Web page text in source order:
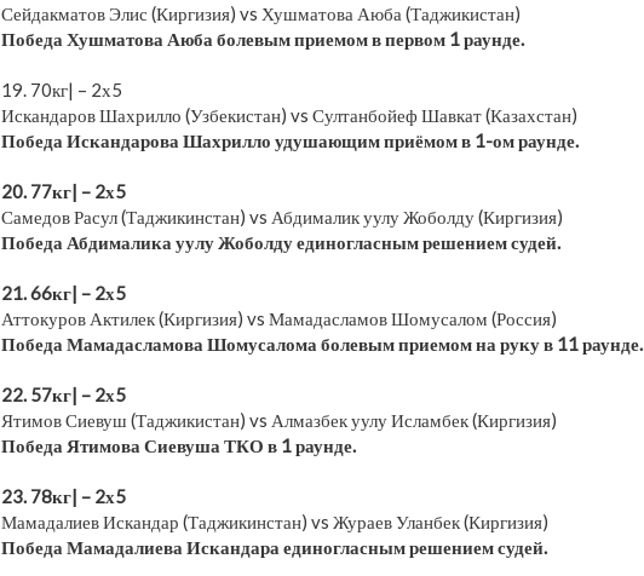
Сейдакматов Элис (Киргизия) vs Хушматова Аюба (Таджикистан)
Победа Хушматова Аюба болевым приемом в первом 1 раунде.
19. 70кг| – 2х5
Искандаров Шахрилло (Узбекистан) vs Султанбойеф Шавкат (Казахстан)
Победа Искандарова Шахрилло удушающим приёмом в 1-ом раунде.
20. 77кг| – 2х5
Самедов Расул (Таджикинстан) vs Абдималик уулу Жоболду (Киргизия)
Победа Абдималика уулу Жоболду единогласным решением судей.
21. 66кг| – 2х5
Аттокуров Актилек (Киргизия) vs Мамадасламов Шомусалом (Россия)
Победа Мамадасламова Шомусалома болевым приемом на руку в 11 раунде.
22. 57кг| – 2х5
Ятимов Сиевуш (Таджикистан) vs Алмазбек уулу Исламбек (Киргизия)
Победа Ятимова Сиевуша ТКО в 1 раунде.
23. 78кг| – 2х5
Мамадалиев Искандар (Таджикинстан) vs Жураев Уланбек (Киргизия)
Победа Мамадалиева Искандара единогласным решением судей.